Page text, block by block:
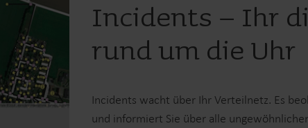
Incidents – Ihr
rund um die Uhr
Incidents wacht über Ihr Verteilnetz. Es
und informiert Sie über alle